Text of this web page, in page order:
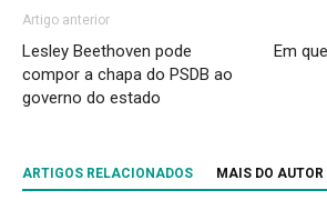
Artigo anterior
Lesley Beethoven pode
compor a chapa do PSDB ao
governo do estado
Em
ARTIGOS RELACIONADOS MAIS DO AUTOR